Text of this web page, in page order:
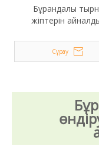
Бұрандалы
жіптерін
Сұрау